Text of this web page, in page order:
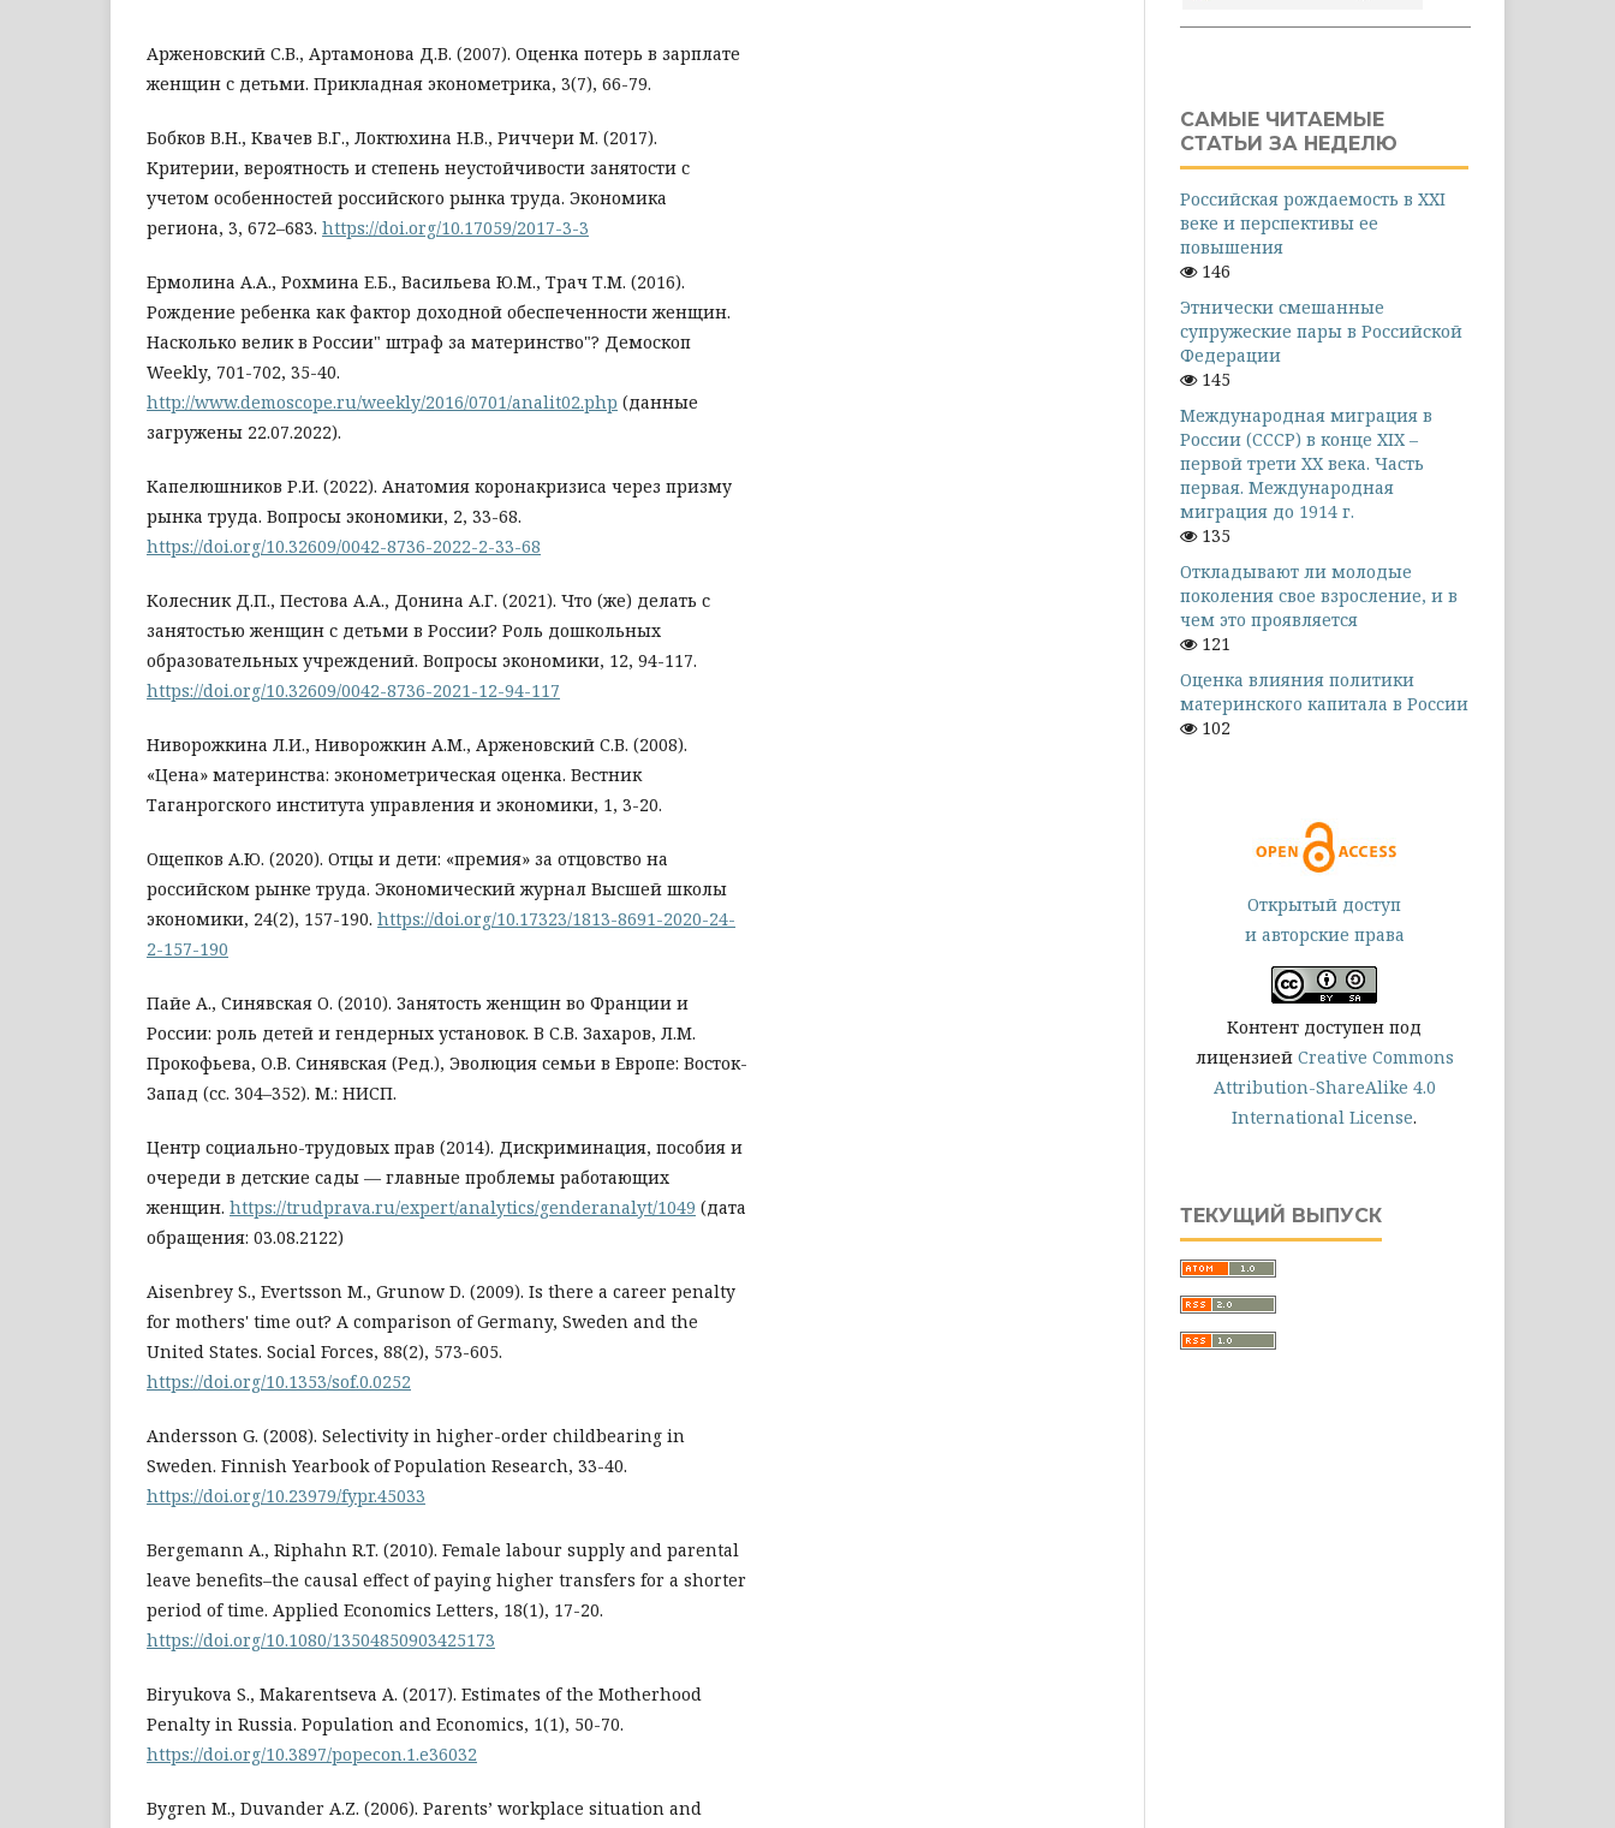
Арженовский С.В., Артамонова Д.В. (2007). Оценка потерь в зарплате
женщин с детьми. Прикладная эконометрика, 3(7), 66-79.
Бобков В.Н., Квачев В.Г., Локтюхина Н.В., Риччери М. (2017).
Критерии, вероятность и степень неустойчивости занятости с
учетом особенностей российского рынка труда. Экономика
региона, 3, 672–683. https://doi.org/10.17059/2017-3-3
Ермолина А.А., Рохмина Е.Б., Васильева Ю.М., Трач Т.М. (2016).
Рождение ребенка как фактор доходной обеспеченности женщин.
Насколько велик в России" штраф за материнство"? Демоскоп
Weekly, 701-702, 35-40.
http://www.demoscope.ru/weekly/2016/0701/analit02.php (данные
загружены 22.07.2022).
Капелюшников Р.И. (2022). Анатомия коронакризиса через призму
рынка труда. Вопросы экономики, 2, 33-68.
https://doi.org/10.32609/0042-8736-2022-2-33-68
Колесник Д.П., Пестова А.А., Донина А.Г. (2021). Что (же) делать с
занятостью женщин с детьми в России? Роль дошкольных
образовательных учреждений. Вопросы экономики, 12, 94-117.
https://doi.org/10.32609/0042-8736-2021-12-94-117
Ниворожкина Л.И., Ниворожкин А.М., Арженовский С.В. (2008).
«Цена» материнства: эконометрическая оценка. Вестник
Таганрогского института управления и экономики, 1, 3-20.
Ощепков А.Ю. (2020). Отцы и дети: «премия» за отцовство на
российском рынке труда. Экономический журнал Высшей школы
экономики, 24(2), 157-190. https://doi.org/10.17323/1813-8691-2020-24-
2-157-190
Пайе А., Синявская О. (2010). Занятость женщин во Франции и
России: роль детей и гендерных установок. В С.В. Захаров, Л.М.
Прокофьева, О.В. Синявская (Ред.), Эволюция семьи в Европе: Восток-
Запад (сс. 304–352). М.: НИСП.
Центр социально-трудовых прав (2014). Дискриминация, пособия и
очереди в детские сады — главные проблемы работающих
женщин. https://trudprava.ru/expert/analytics/genderanalyt/1049 (дата
обращения: 03.08.2122)
Aisenbrey S., Evertsson M., Grunow D. (2009). Is there a career penalty
for mothers' time out? A comparison of Germany, Sweden and the
United States. Social Forces, 88(2), 573-605.
https://doi.org/10.1353/sof.0.0252
Andersson G. (2008). Selectivity in higher-order childbearing in
Sweden. Finnish Yearbook of Population Research, 33-40.
https://doi.org/10.23979/fypr.45033
Bergemann A., Riphahn R.T. (2010). Female labour supply and parental
leave benefits–the causal effect of paying higher transfers for a shorter
period of time. Applied Economics Letters, 18(1), 17-20.
https://doi.org/10.1080/13504850903425173
Biryukova S., Makarentseva A. (2017). Estimates of the Motherhood
Penalty in Russia. Population and Economics, 1(1), 50-70.
https://doi.org/10.3897/popecon.1.e36032
Bygren M., Duvander A.Z. (2006). Parents’ workplace situation and
САМЫЕ ЧИТАЕМЫЕ
СТАТЬИ ЗА НЕДЕЛЮ
Российская рождаемость в XXI
веке и перспективы ее
повышения
146
Этнически смешанные
супружеские пары в Российской
Федерации
145
Международная миграция в
России (СССР) в конце XIX –
первой трети XX века. Часть
первая. Международная
миграция до 1914 г.
135
Откладывают ли молодые
поколения свое взросление, и в
чем это проявляется
121
Оценка влияния политики
материнского капитала в России
102
Открытый доступ
и авторские права
Контент доступен под
лицензией Creative Commons
Attribution-ShareAlike 4.0
International License.
ТЕКУЩИЙ ВЫПУСК